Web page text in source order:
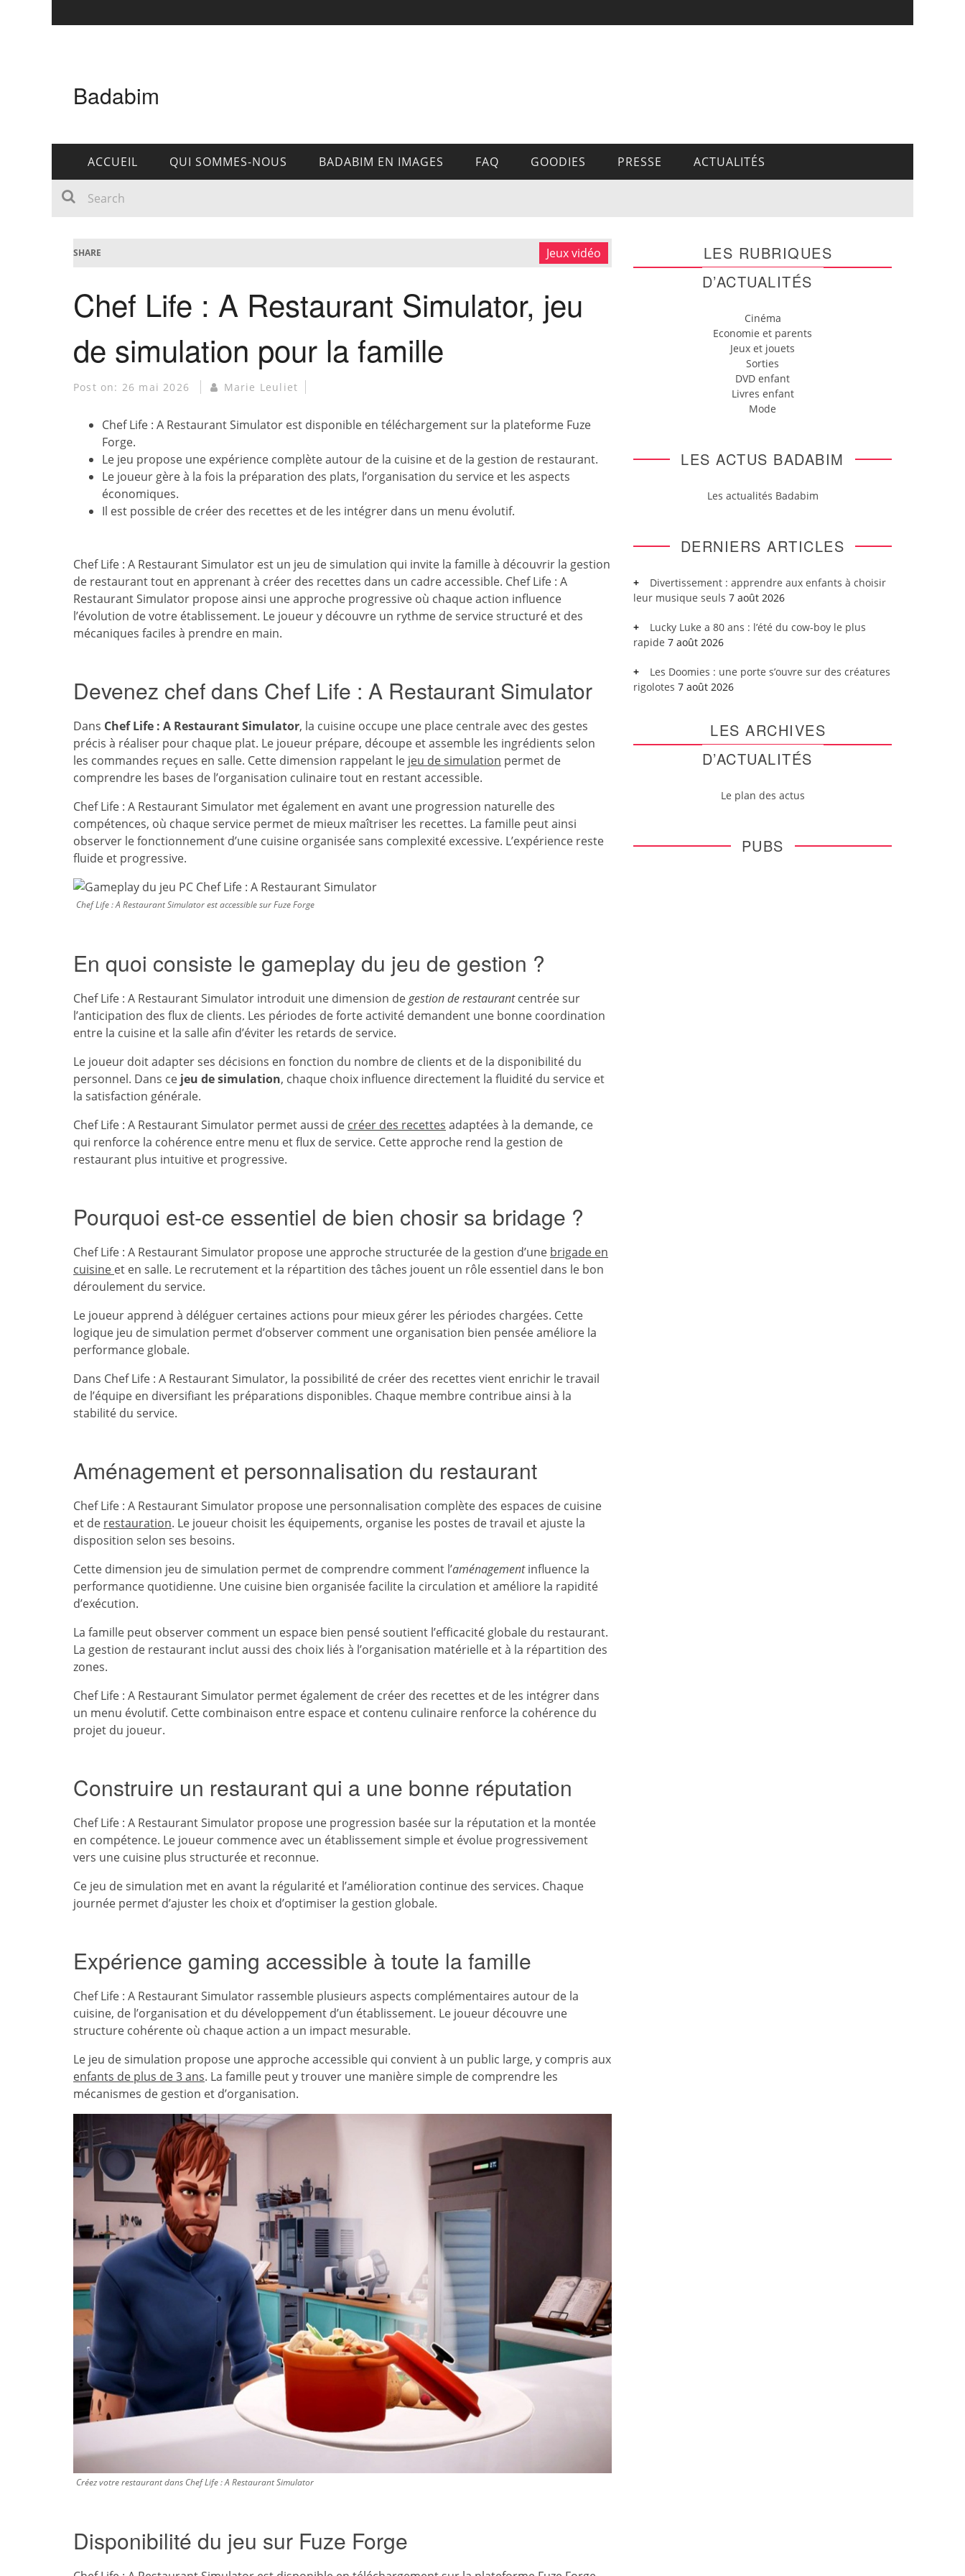
Badabim
ACCUEIL QUI SOMMES-NOUS BADABIM EN IMAGES FAQ GOODIES PRESSE ACTUALITÉS
SHARE Jeux vidéo
Chef Life : A Restaurant Simulator, jeu
de simulation pour la famille
Post on: 26 mai 2026 Marie Leuliet
Chef Life : A Restaurant Simulator est disponible en téléchargement sur la plateforme Fuze
Forge.
Le jeu propose une expérience complète autour de la cuisine et de la gestion de restaurant.
Le joueur gère à la fois la préparation des plats, l’organisation du service et les aspects
économiques.
Il est possible de créer des recettes et de les intégrer dans un menu évolutif.
Chef Life : A Restaurant Simulator est un jeu de simulation qui invite la famille à découvrir la gestion
de restaurant tout en apprenant à créer des recettes dans un cadre accessible. Chef Life : A
Restaurant Simulator propose ainsi une approche progressive où chaque action influence
l’évolution de votre établissement. Le joueur y découvre un rythme de service structuré et des
mécaniques faciles à prendre en main.
Devenez chef dans Chef Life : A Restaurant Simulator
Dans Chef Life : A Restaurant Simulator, la cuisine occupe une place centrale avec des gestes
précis à réaliser pour chaque plat. Le joueur prépare, découpe et assemble les ingrédients selon
les commandes reçues en salle. Cette dimension rappelant le jeu de simulation permet de
comprendre les bases de l’organisation culinaire tout en restant accessible.
Chef Life : A Restaurant Simulator met également en avant une progression naturelle des
compétences, où chaque service permet de mieux maîtriser les recettes. La famille peut ainsi
observer le fonctionnement d’une cuisine organisée sans complexité excessive. L’expérience reste
fluide et progressive.
Chef Life : A Restaurant Simulator est accessible sur Fuze Forge
En quoi consiste le gameplay du jeu de gestion ?
Chef Life : A Restaurant Simulator introduit une dimension degestion de restaurantcentrée sur
l’anticipation des flux de clients. Les périodes de forte activité demandent une bonne coordination
entre la cuisine et la salle afin d’éviter les retards de service.
Le joueur doit adapter ses décisions en fonction du nombre de clients et de la disponibilité du
personnel. Dans ce jeu de simulation, chaque choix influence directement la fluidité du service et
la satisfaction générale.
Chef Life : A Restaurant Simulator permet aussi de créer des recettes adaptées à la demande, ce
qui renforce la cohérence entre menu et flux de service. Cette approche rend la gestion de
restaurant plus intuitive et progressive.
Pourquoi est-ce essentiel de bien chosir sa bridage ?
Chef Life : A Restaurant Simulator propose une approche structurée de la gestion d’une brigade en
cuisine et en salle. Le recrutement et la répartition des tâches jouent un rôle essentiel dans le bon
déroulement du service.
Le joueur apprend à déléguer certaines actions pour mieux gérer les périodes chargées. Cette
logique jeu de simulation permet d’observer comment une organisation bien pensée améliore la
performance globale.
Dans Chef Life : A Restaurant Simulator, la possibilité de créer des recettes vient enrichir le travail
de l’équipe en diversifiant les préparations disponibles. Chaque membre contribue ainsi à la
stabilité du service.
Aménagement et personnalisation du restaurant
Chef Life : A Restaurant Simulator propose une personnalisation complète des espaces de cuisine
et de restauration. Le joueur choisit les équipements, organise les postes de travail et ajuste la
disposition selon ses besoins.
Cette dimension jeu de simulation permet de comprendre comment l’aménagementinfluence la
performance quotidienne. Une cuisine bien organisée facilite la circulation et améliore la rapidité
d’exécution.
La famille peut observer comment un espace bien pensé soutient l’efficacité globale du restaurant.
La gestion de restaurant inclut aussi des choix liés à l’organisation matérielle et à la répartition des
zones.
Chef Life : A Restaurant Simulator permet également de créer des recettes et de les intégrer dans
un menu évolutif. Cette combinaison entre espace et contenu culinaire renforce la cohérence du
projet du joueur.
Construire un restaurant qui a une bonne réputation
Chef Life : A Restaurant Simulator propose une progression basée sur la réputation et la montée
en compétence. Le joueur commence avec un établissement simple et évolue progressivement
vers une cuisine plus structurée et reconnue.
Ce jeu de simulation met en avant la régularité et l’amélioration continue des services. Chaque
journée permet d’ajuster les choix et d’optimiser la gestion globale.
Expérience gaming accessible à toute la famille
Chef Life : A Restaurant Simulator rassemble plusieurs aspects complémentaires autour de la
cuisine, de l’organisation et du développement d’un établissement. Le joueur découvre une
structure cohérente où chaque action a un impact mesurable.
Le jeu de simulation propose une approche accessible qui convient à un public large, y compris aux
enfants de plus de 3 ans. La famille peut y trouver une manière simple de comprendre les
mécanismes de gestion et d’organisation.
Créez votre restaurant dans Chef Life : A Restaurant Simulator
Disponibilité du jeu sur Fuze Forge
LES RUBRIQUES
D’ACTUALITÉS
Cinéma
Economie et parents
Jeux et jouets
Sorties
DVD enfant
Livres enfant
Mode
LES ACTUS BADABIM
Les actualités Badabim
DERNIERS ARTICLES
Divertissement : apprendre aux enfants à choisir
leur musique seuls 7 août 2026
Lucky Luke a 80 ans : l’été du cow-boy le plus
rapide 7 août 2026
Les Doomies : une porte s’ouvre sur des créatures
rigolotes 7 août 2026
LES ARCHIVES
D’ACTUALITÉS
Le plan des actus
PUBS